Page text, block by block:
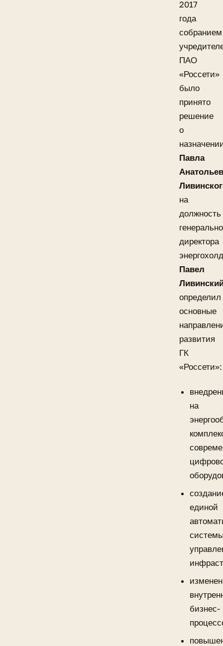
2017
года
собранием
ПАО
«Россети»
было
принято
решение
о
Павла
на
должность
директора
Павел
определил
основные
развития
ГК
«Россети»:
на
единой
бизнес-